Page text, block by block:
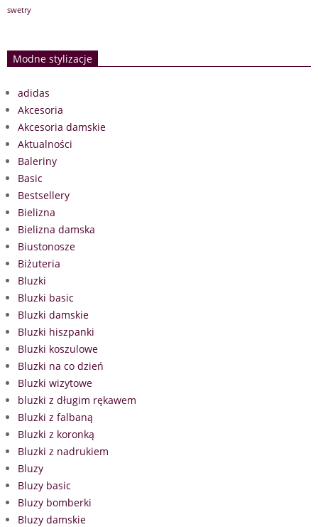
swetry
Modne stylizacje
adidas
Akcesoria
Akcesoria damskie
Aktualności
Baleriny
Basic
Bestsellery
Bielizna
Bielizna damska
Biustonosze
Biżuteria
Bluzki
Bluzki basic
Bluzki damskie
Bluzki hiszpanki
Bluzki koszulowe
Bluzki na co dzień
Bluzki wizytowe
bluzki z długim rękawem
Bluzki z falbaną
Bluzki z koronką
Bluzki z nadrukiem
Bluzy
Bluzy basic
Bluzy bomberki
Bluzy damskie